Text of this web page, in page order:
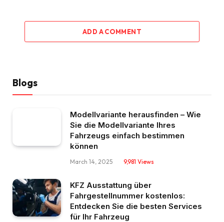
ADD A COMMENT
Blogs
Modellvariante herausfinden – Wie
Sie die Modellvariante Ihres
Fahrzeugs einfach bestimmen
können
March 14, 2025 9,981 Views
KFZ Ausstattung über
Fahrgestellnummer kostenlos:
Entdecken Sie die besten Services
für Ihr Fahrzeug